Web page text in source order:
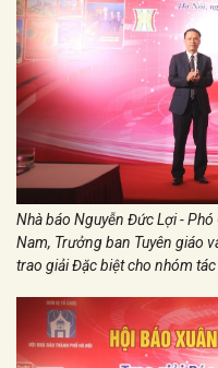
Nhà báo Nguyễn Đức Lợi -
Nam, Trưởng ban Tuyên giáo
trao giải Đặc biệt cho nhóm